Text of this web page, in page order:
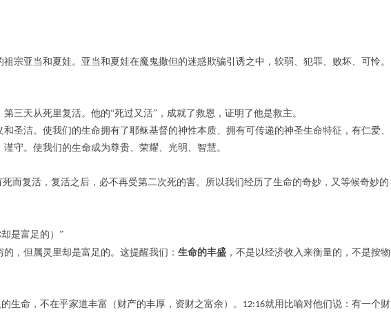
宗亚当和夏娃。亚当和夏娃在魔鬼撒但的迷惑欺骗引诱之中，软弱、犯罪、败坏、可怜。
三天从死里复活。他的“死过又活”，成就了救恩，证明了他是救主。
圣洁。使我们的生命拥有了耶稣基督的神性本质、拥有可传递的神圣生命特征，有仁爱、
守。使我们的生命成为尊贵、荣耀、光明、智慧。
而复活，复活之后，必不再受第二次死的害。所以我们经历了生命的奇妙，又等候奇妙的
是富足的） ”
，但属灵里却是富足的。这提醒我们： 生命的丰盛 ，不是以经济收入来衡量的，不是按物
生命，不在乎家道丰富 （财产的丰厚，资财之富余） 。 12:16就用比喻对他们说：有一个财